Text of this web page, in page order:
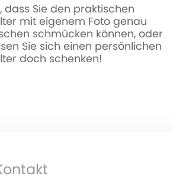
dass Sie den praktischen
mit eigenem Foto genau
schmücken können, oder
Sie sich einen persönlichen
doch schenken!